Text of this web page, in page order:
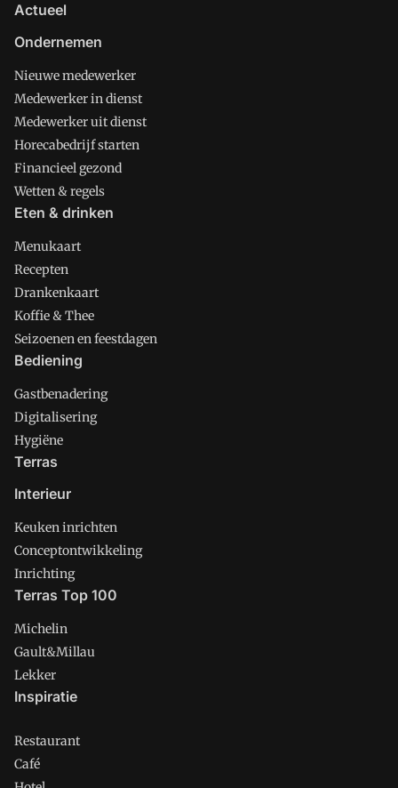
Actueel
Ondernemen
Nieuwe medewerker
Medewerker in dienst
Medewerker uit dienst
Horecabedrijf starten
Financieel gezond
Wetten & regels
Eten & drinken
Menukaart
Recepten
Drankenkaart
Koffie & Thee
Seizoenen en feestdagen
Bediening
Gastbenadering
Digitalisering
Hygiëne
Terras
Interieur
Keuken inrichten
Conceptontwikkeling
Inrichting
Terras Top 100
Michelin
Gault&Millau
Lekker
Inspiratie
Restaurant
Café